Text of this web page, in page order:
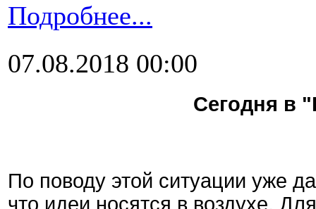
Подробнее...
07.08.2018 00:00
Сегодня в
По поводу этой ситуации уже
что идеи носятся в воздухе.